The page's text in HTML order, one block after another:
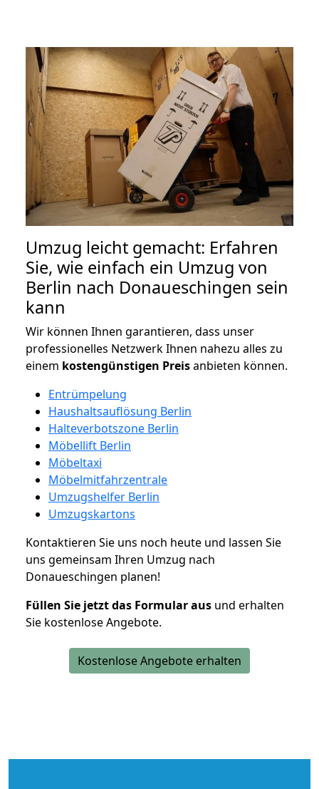
Umzug leicht gemacht: Erfahren
Sie, wie einfach ein Umzug von
Berlin nach Donaueschingen sein
kann
Wir können Ihnen garantieren, dass unser
professionelles Netzwerk Ihnen nahezu alles zu
einem kostengünstigen Preisanbieten können.
Entrümpelung
Haushaltsauflösung Berlin
Halteverbotszone Berlin
Möbellift Berlin
Möbeltaxi
Möbelmitfahrzentrale
Umzugshelfer Berlin
Umzugskartons
Kontaktieren Sie uns noch heute und lassen Sie
uns gemeinsam Ihren Umzug nach
Donaueschingen planen!
Füllen Sie jetzt das Formular aus und erhalten
Sie kostenlose Angebote.
Kostenlose Angebote erhalten